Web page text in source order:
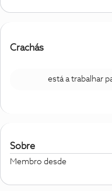
Crachás
está a trabalhar
Sobre
Membro desde